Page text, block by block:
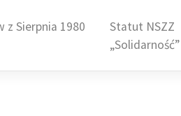
z Sierpnia 1980
Statut NSZZ
„Solidarność”